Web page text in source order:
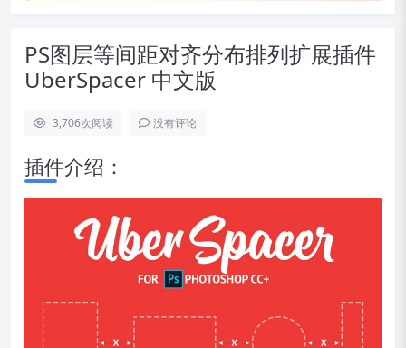
PS图层等间距对齐分布排列扩展插件
UberSpacer 中文版
3,706次阅读 没有评论
插件介绍：